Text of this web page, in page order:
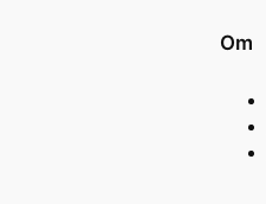
Om